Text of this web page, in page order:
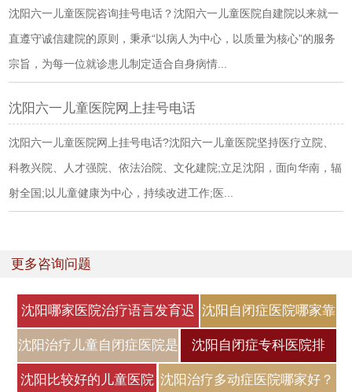
沈阳六一儿童医院咨询挂号电话？沈阳六一儿童医院自建院以来就一
直遵守诚信建院的原则，秉承“以病人为中心，以质量为核心”的服务
宗旨，为每一位就诊患儿制定适合自身病情...
沈阳六一儿童医院网上挂号电话
沈阳六一儿童医院网上挂号电话?沈阳六一儿童医院坚持医疗立院、
科教兴院、人才强院、依法治院、文化建院;立足沈阳，面向华南，辐
射全国;以儿童健康为中心，持续改进工作;医...
更多咨询问题
沈阳哪家医院治疗语言发育迟
缓好
沈阳自闭症医院哪家靠
谱？自闭症
沈阳治疗儿童自闭症医院是
哪家？
沈阳自闭症专科医院排
名，自闭症
沈阳比较好的儿童医院 沈阳治疗多动症医院哪家好？